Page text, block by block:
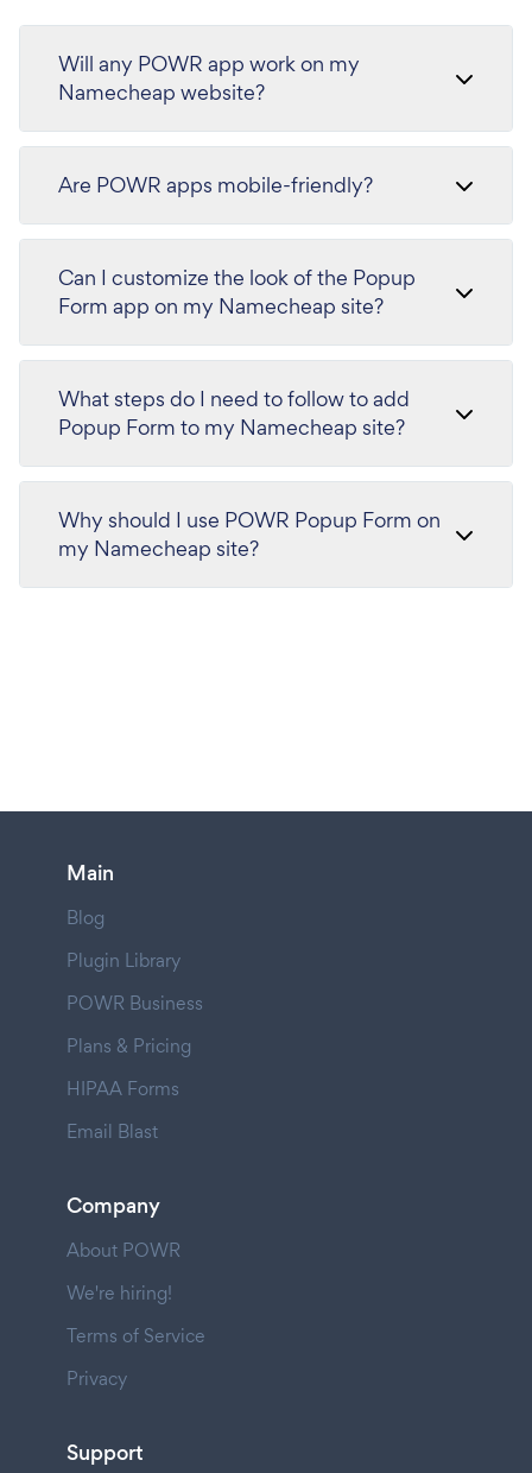
Will any POWR app work on my
Namecheap website?
Are POWR apps mobile-friendly?
Can I customize the look of the Popup
Form app on my Namecheap site?
What steps do I need to follow to add
Popup Form to my Namecheap site?
Why should I use POWR Popup Form on
my Namecheap site?
Main
Blog
Plugin Library
POWR Business
Plans & Pricing
HIPAA Forms
Email Blast
Company
About POWR
We're hiring!
Terms of Service
Privacy
Support